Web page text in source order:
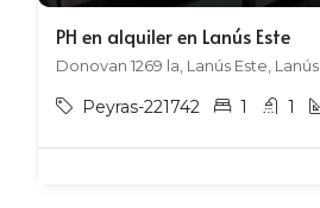
PH en alquiler en Lanús Este
Donovan 1269 la, Lanús Este, Lanús
Peyras-221742 1 1